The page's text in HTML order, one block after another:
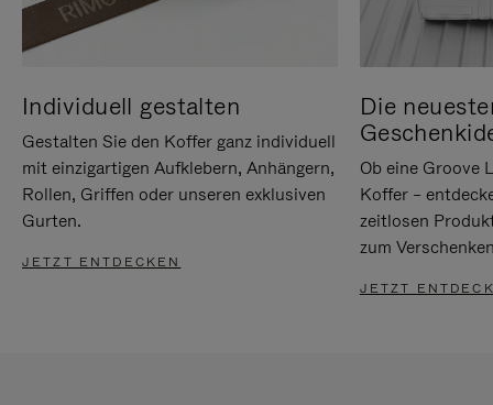
Individuell gestalten
Gestalten Sie den Koffer ganz individuell
mit einzigartigen Aufklebern, Anhängern,
Rollen, Griffen oder unseren exklusiven
Gurten.
JETZT ENTDECKEN
Die
Ob eine Groove
Koffer –
zeitlosen
zum
JETZT